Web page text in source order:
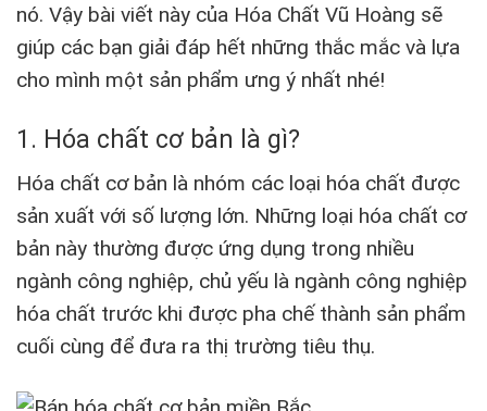
nó. Vậy bài viết này của Hóa Chất Vũ Hoàng sẽ
giúp các bạn giải đáp hết những thắc mắc và lựa
cho mình một sản phẩm ưng ý nhất nhé!
1. Hóa chất cơ bản là gì?
Hóa chất cơ bản là nhóm các loại hóa chất được
sản xuất với số lượng lớn. Những loại hóa chất cơ
bản này thường được ứng dụng trong nhiều
ngành công nghiệp, chủ yếu là ngành công nghiệp
hóa chất trước khi được pha chế thành sản phẩm
cuối cùng để đưa ra thị trường tiêu thụ.